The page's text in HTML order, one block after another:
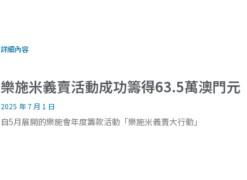
詳細內容
樂施米義賣活動成功籌得63.5萬澳門元
2025 年 7 月 1 日
自5月展開的樂施會年度籌款活動「樂施米義賣大行動」